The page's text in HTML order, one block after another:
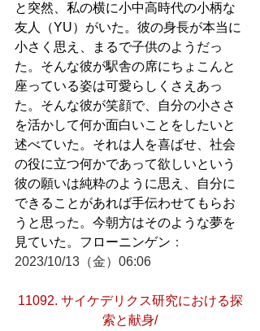
と突然、私の横に小中高時代の小柄な
友人（YU）がいた。彼の身長が本当に
小さく思え、まるで子供のようだっ
た。そんな彼が駅舎の席にちょこんと
座っている姿は可愛らしくさえあっ
た。そんな彼が笑顔で、自分の小ささ
を活かして何か面白いことをしたいと
述べていた。それは人を喜ばせ、社会
の役に立つ何かであって欲しいという
彼の願いは純粋のように思え、自分に
できることがあれば手伝わせてもらお
うと思った。今朝方はそのような夢を
見ていた。フローニンゲン ：
2023/10/13（金）06:06
11092. サイケデリクス研究における探
索と献身/